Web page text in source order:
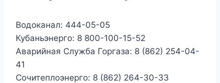
Водоканал: 444-05-05
Кубаньэнерго: 8 800-100-15-52
Аварийная Служба Горгаза: 8 (862) 254-04-
41
Сочитеплоэнерго: 8 (862) 264-30-33